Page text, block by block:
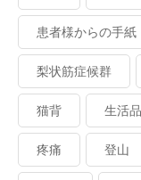
患者様からの手紙
梨状筋症候群
猫背 生活
疼痛 登山